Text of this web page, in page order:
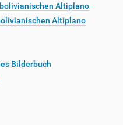
Altiplano
Altiplano
Bilderbuch